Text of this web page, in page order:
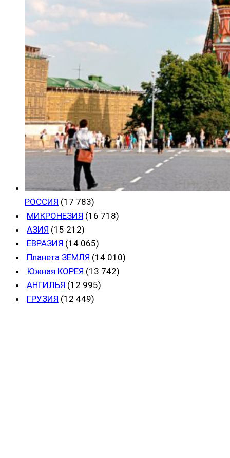
РОССИЯ (17 783)
МИКРОНЕЗИЯ (16 718)
АЗИЯ (15 212)
ЕВРАЗИЯ (14 065)
Планета ЗЕМЛЯ (14 010)
Южная КОРЕЯ (13 742)
АНГИЛЬЯ (12 995)
ГРУЗИЯ (12 449)